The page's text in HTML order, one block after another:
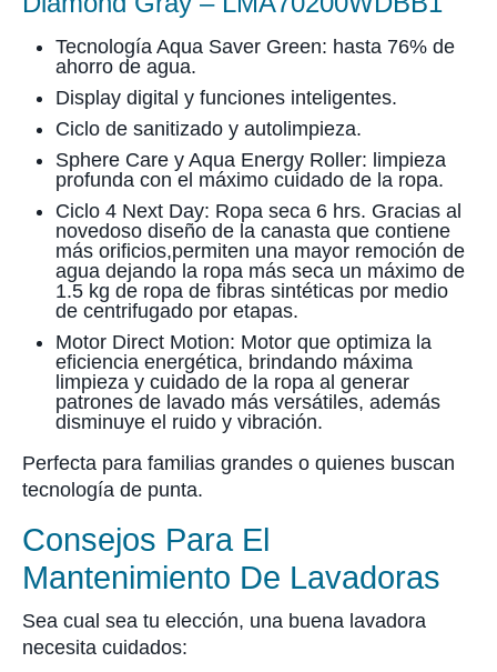
Tecnología Aqua Saver Green: hasta 76% de
ahorro de agua.
Display digital y funciones inteligentes.
Ciclo de sanitizado y autolimpieza.
Sphere Care y Aqua Energy Roller: limpieza
profunda con el máximo cuidado de la ropa.
Ciclo 4 Next Day: Ropa seca 6 hrs. Gracias al
novedoso diseño de la canasta que contiene
más orificios,permiten una mayor remoción de
agua dejando la ropa más seca un máximo de
1.5 kg de ropa de fibras sintéticas por medio
de centrifugado por etapas.
Motor Direct Motion: Motor que optimiza la
eficiencia energética, brindando máxima
limpieza y cuidado de la ropa al generar
patrones de lavado más versátiles, además
disminuye el ruido y vibración.
Perfecta para familias grandes o quienes buscan
tecnología de punta.
Consejos Para El
Mantenimiento De Lavadoras
Sea cual sea tu elección, una buena lavadora
necesita cuidados: